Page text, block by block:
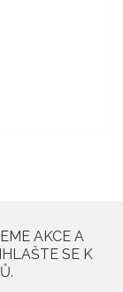
AKCE A
SE K